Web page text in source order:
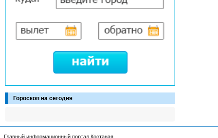
Гороскоп на сегодня
Главный информационный портал Костаная